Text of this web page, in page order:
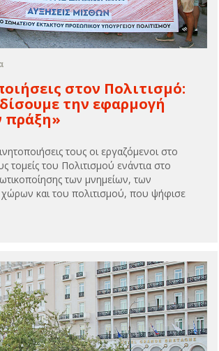
στον Πολιτισμό:
την εφαρμογή
πράξη»
τους οι εργαζόμενοι στο
τομείς του Πολιτισμού ενάντια στο
των μνημείων, των
χώρων και του πολιτισμού, που ψήφισε